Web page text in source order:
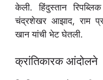
केली. हिंदुस्तान
चंद्रशेखर आझाद, राम
खान यांची भेट घेतली.
क्रांतिकारक आंदोलने